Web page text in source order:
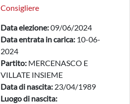
Consigliere
Data elezione:09/06/2024
Data entrata in carica: 10-06-
2024
Partito: MERCENASCO E
VILLATE INSIEME
Data di nascita: 23/04/1989
Luogo di nascita: